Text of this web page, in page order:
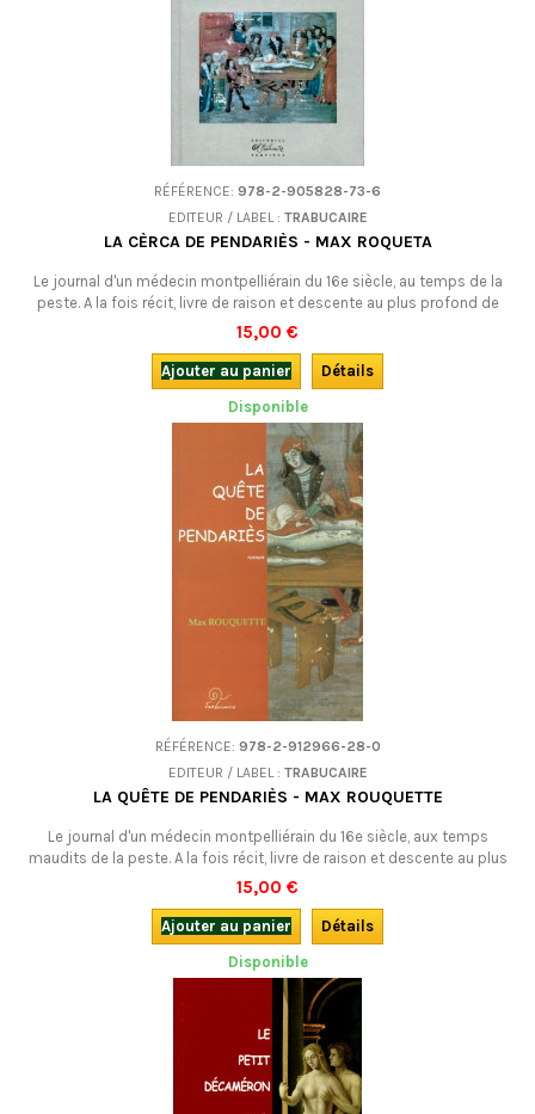
RÉFÉRENCE: 978-2-905828-73-6
EDITEUR / LABEL : TRABUCAIRE
LA CÈRCA DE PENDARIÈS - MAX ROQUETA
Le journal d'un médecin montpelliérain du 16e siècle, au temps de la
peste. A la fois récit, livre de raison et descente au plus profond de
l'inconscient et de ses images énigmatiques...En occitan.
15,00 €
Ajouter au panier
Détails
Disponible
RÉFÉRENCE: 978-2-912966-28-0
EDITEUR / LABEL : TRABUCAIRE
LA QUÊTE DE PENDARIÈS - MAX ROUQUETTE
Le journal d'un médecin montpelliérain du 16e siècle, aux temps
maudits de la peste. A la fois récit, livre de raison et descente au plus
profond de l'inconscient et de ses images énigmatiques... Un superbe
roman.En français (traduction, par l'auteur lui-même, de La Cèrca de
Pendariès).
15,00 €
Ajouter au panier
Détails
Disponible